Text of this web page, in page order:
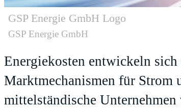
GSP Energie GmbH Logo
GSP Energie GmbH
Energiekosten entwickeln
Marktmechanismen für Strom
mittelständische